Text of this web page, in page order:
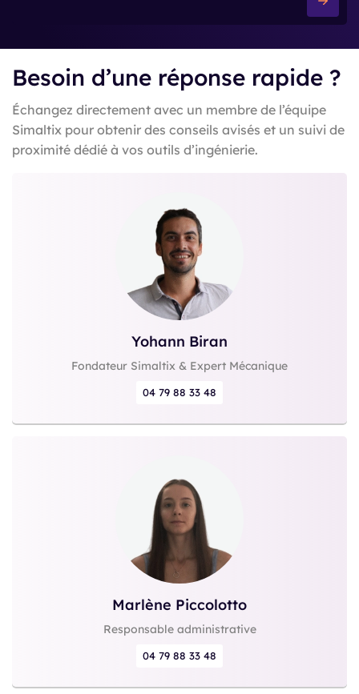
Besoin d’une réponse rapide ?
Échangez directement avec un membre de l’équipe
Simaltix pour obtenir des conseils avisés et un suivi de
proximité dédié à vos outils d’ingénierie.
Yohann Biran
Fondateur Simaltix & Expert Mécanique
04 79 88 33 48
Marlène Piccolotto
Responsable administrative
04 79 88 33 48